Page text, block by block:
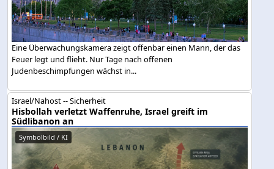
Eine Überwachungskamera zeigt offenbar einen Mann, der das
Feuer legt und flieht. Nur Tage nach offenen
Judenbeschimpfungen wächst in...
Israel/Nahost -- Sicherheit
Hisbollah verletzt Waffenruhe, Israel greift im
Südlibanon an
Symbolbild / KI